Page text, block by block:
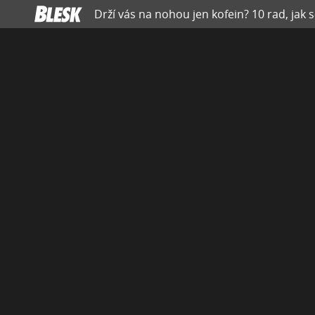
Drží vás na nohou jen kofein? 10 rad, jak